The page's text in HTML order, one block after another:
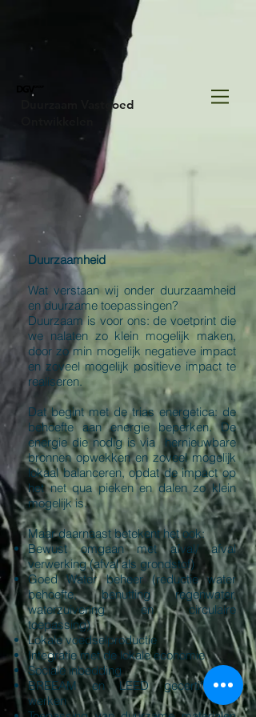
Duurzaam Vastgoed
Duurzaamheid
Wat verstaan wij onder duurzaamheid
en duurzame toepassingen?
Duurzaam is voor ons: de voetprint die
we nalaten zo klein mogelijk maken,
door zo min mogelijk negatieve impact
en zoveel mogelijk positieve impact te
realiseren.
Dat begint met de trias energetica: de
behoefte aan energie beperken. De
energie die nodig is via hernieuwbare
bronnen opwekken en zoveel mogelijk
lokaal balanceren, opdat de impact op
het net qua pieken en dalen zo klein
mogelijk is.
Maar daarnaast betekent het ook:
Bewust omgaan met afval/ afval
verwerking (afval als grondstof)
Goed Water beheer (reductie water
behoefte, benutting regenwater,
waterzuivering en circulaire
toepassing)
Lokale voedselproductie
Integratie met de lokale economie
Sociale inbedding
BREEAM en LEED gecertificeerd
werken